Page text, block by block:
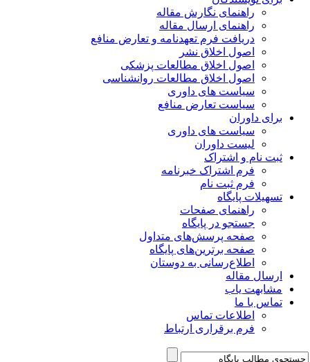
راهنمای نگارش مقاله
راهنمای ارسال مقاله
دریافت فرم تعهدنامه و تعارض منافع
اصول اخلاق نشر
اصول اخلاق مطالعات پزشکی
اصول اخلاق مطالعات روانشناسی
سیاست های داوری
سیاست تعارض منافع
برای داوران
سیاست های داوری
لیست داوران
ثبت نام و اشتراک
فرم اشتراک خبرنامه
فرم ثبت نام
تسهیلات پایگاه
راهنمای صفحات
جستجو در پایگاه
صفحه پرسش‌های متداول
صفحه برترین‌های پایگاه
اطلاع‌رسانی به دوستان
ارسال مقاله
مشابهت یاب
تماس با ما
اطلاعات تماس
فرم برقراری ارتباط